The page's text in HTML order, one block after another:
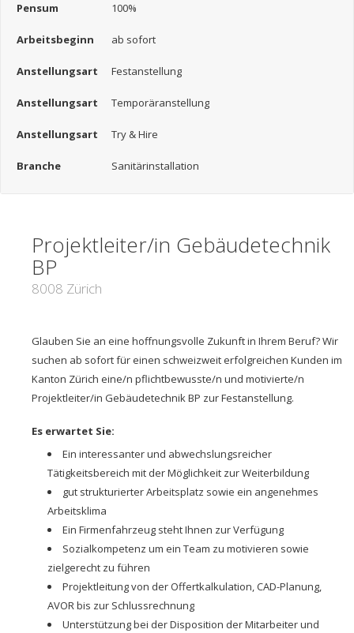
Pensum 100%
Arbeitsbeginn ab sofort
Anstellungsart Festanstellung
Anstellungsart Temporäranstellung
Anstellungsart Try & Hire
Branche Sanitärinstallation
Projektleiter/in Gebäudetechnik
BP
8008 Zürich
Glauben Sie an eine hoffnungsvolle Zukunft in Ihrem Beruf? Wir
suchen ab sofort für einen schweizweit erfolgreichen Kunden im
Kanton Zürich eine/n pflichtbewusste/n und motivierte/n
Projektleiter/in Gebäudetechnik BP zur Festanstellung.
Es erwartet Sie:
Ein interessanter und abwechslungsreicher
Tätigkeitsbereich mit der Möglichkeit zur Weiterbildung
gut strukturierter Arbeitsplatz sowie ein angenehmes
Arbeitsklima
Ein Firmenfahrzeug steht Ihnen zur Verfügung
Sozialkompetenz um ein Team zu motivieren sowie
zielgerecht zu führen
Projektleitung von der Offertkalkulation, CAD-Planung,
AVOR bis zur Schlussrechnung
Unterstützung bei der Disposition der Mitarbeiter und